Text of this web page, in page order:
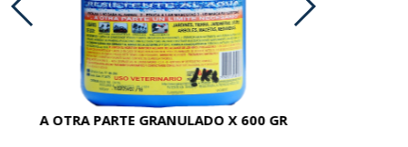
A OTRA PARTE GRANULADO X 600 GR